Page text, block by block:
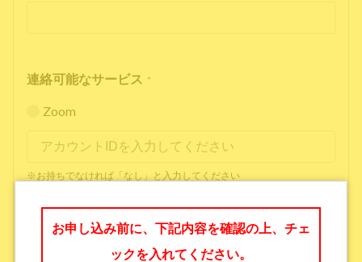
連絡可能なサービス *
Zoom
※お持ちでなければ「なし」と入力してください
電話番号 *
お申し込み前に、下記内容を確認の上、チェ
ックを入れてください。